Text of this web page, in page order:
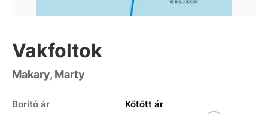
Vakfoltok
Makary, Marty
Borító ár Kötött ár